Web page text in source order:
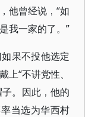
他曾经说，“如
我一家的了。”
果不投他选定
“不讲党性、
。因此，他的
当选为华西村